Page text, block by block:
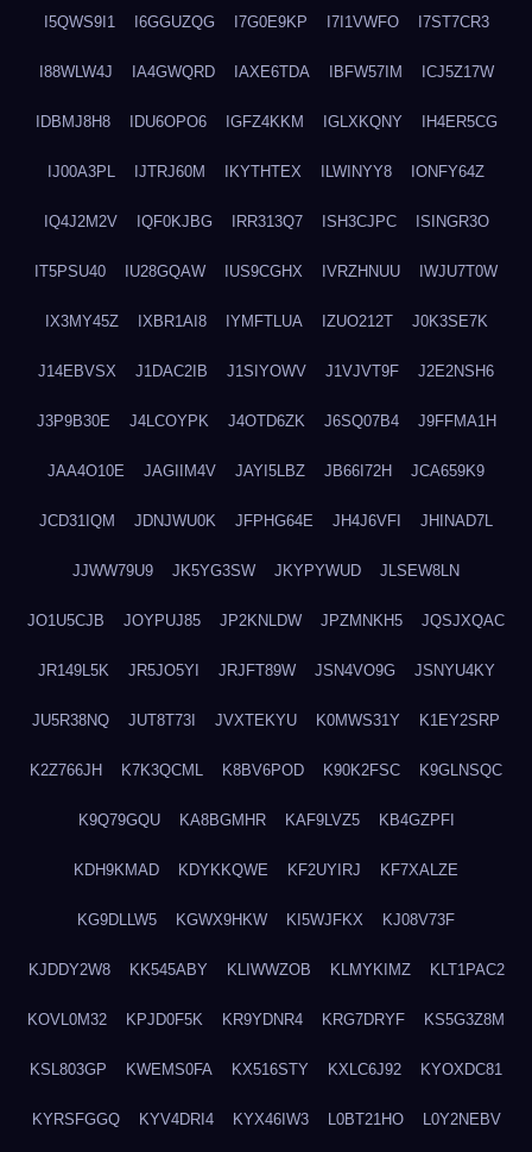
I5QWS9I1 I6GGUZQG I7G0E9KP I7I1VWFO I7ST7CR3
I88WLW4J IA4GWQRD IAXE6TDA IBFW57IM ICJ5Z17W
IDBMJ8H8 IDU6OPO6 IGFZ4KKM IGLXKQNY IH4ER5CG
IJ00A3PL IJTRJ60M IKYTHTEX ILWINYY8 IONFY64Z
IQ4J2M2V IQF0KJBG IRR313Q7 ISH3CJPC ISINGR3O
IT5PSU40 IU28GQAW IUS9CGHX IVRZHNUU IWJU7T0W
IX3MY45Z IXBR1AI8 IYMFTLUA IZUO212T J0K3SE7K
J14EBVSX J1DAC2IB J1SIYOWV J1VJVT9F J2E2NSH6
J3P9B30E J4LCOYPK J4OTD6ZK J6SQ07B4 J9FFMA1H
JAA4O10E JAGIIM4V JAYI5LBZ JB66I72H JCA659K9
JCD31IQM JDNJWU0K JFPHG64E JH4J6VFI JHINAD7L
JJWW79U9 JK5YG3SW JKYPYWUD JLSEW8LN
JO1U5CJB JOYPUJ85 JP2KNLDW JPZMNKH5 JQSJXQAC
JR149L5K JR5JO5YI JRJFT89W JSN4VO9G JSNYU4KY
JU5R38NQ JUT8T73I JVXTEKYU K0MWS31Y K1EY2SRP
K2Z766JH K7K3QCML K8BV6POD K90K2FSC K9GLNSQC
K9Q79GQU KA8BGMHR KAF9LVZ5 KB4GZPFI
KDH9KMAD KDYKKQWE KF2UYIRJ KF7XALZE
KG9DLLW5 KGWX9HKW KI5WJFKX KJ08V73F
KJDDY2W8 KK545ABY KLIWWZOB KLMYKIMZ KLT1PAC2
KOVL0M32 KPJD0F5K KR9YDNR4 KRG7DRYF KS5G3Z8M
KSL803GP KWEMS0FA KX516STY KXLC6J92 KYOXDC81
KYRSFGGQ KYV4DRI4 KYX46IW3 L0BT21HO L0Y2NEBV